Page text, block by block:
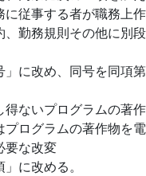
従事する者が職務上
勤務規則その他に別
に改め、同号を同項
ないプログラムの著
ログラムの著作物を
要な改変
に改める。